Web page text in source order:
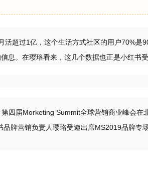
活超过1亿，这个生活方式社区的用户70%是
息。在璎珞看来，这几个数据也正是小红书
四届Morketing Summit全球营销商业峰会在
品牌营销负责人璎珞受邀出席MS2019品牌专